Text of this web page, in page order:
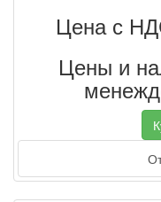
Цена с
Цены и